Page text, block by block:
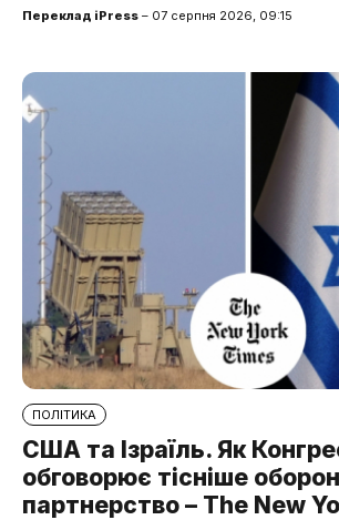
Переклад iPress – 07 серпня 2026, 09:15
ПОЛІТИКА
США та Ізраїль. Як
обговорює тісніше
партнерство – The New